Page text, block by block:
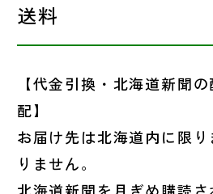
送料
【代金引換・北海道新聞
配】
お届け先は北海道内に限
りません。